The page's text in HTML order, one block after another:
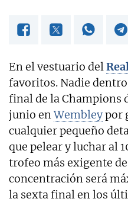
En el vestuario del
favoritos. Nadie
final de la Champions
junio enWembleypor
cualquier pequeño
que pelear y luchar al
trofeo más exigente
concentración será
la sexta final en los